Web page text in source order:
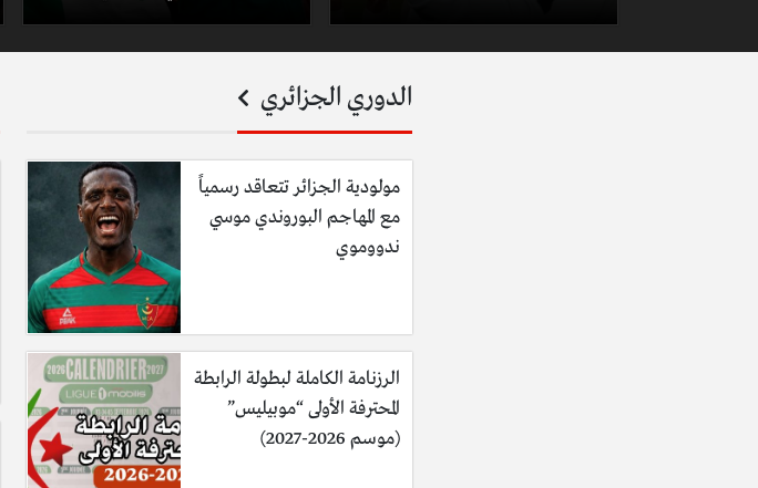
الدوري الجزائري
مولودية الجزائر تتعاقد رسمياً
مع المهاجم البوروندي موسي
ندووموي
الرزنامة الكاملة لبطولة الرابطة
المحترفة الأولى “موبيليس”
(موسم 2026-2027)